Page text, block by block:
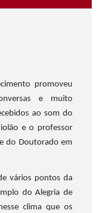
promoveu
e muito
ao som do
e o professor
do Doutorado em
vários pontos da
do Alegria de
clima que os